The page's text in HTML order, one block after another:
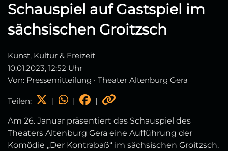
Schauspiel auf Gastspiel im
sächsischen Groitzsch
Kunst, Kultur & Freizeit
10.01.2023, 12:52 Uhr
Von: Pressemitteilung · Theater Altenburg Gera
Teilen: | | |
Am 26. Januar präsentiert das Schauspiel des
Theaters Altenburg Gera eine Aufführung der
Komödie „Der Kontrabaß“ im sächsischen Groitzsch.